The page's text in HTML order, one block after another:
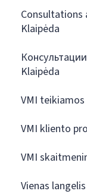
Consultations
Klaipėda
Klaipėda
VMI
VMI kliento
VMI
Vienas